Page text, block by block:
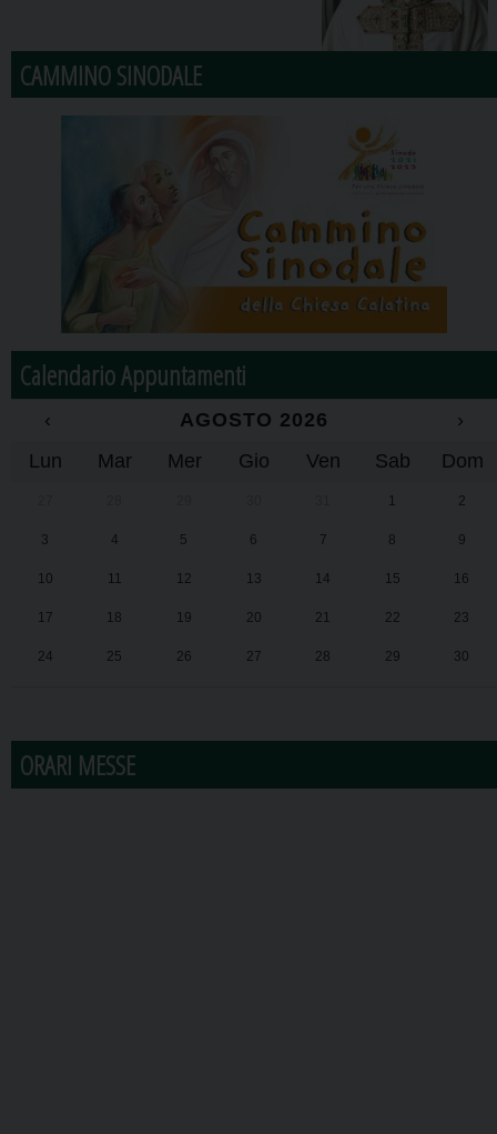
CAMMINO SINODALE
Calendario Appuntamenti
‹ AGOSTO 2026
›
Lun
Mar Mer Gio Ven Sab Dom
1 2
3 4 5 6 7 8 9
10 11 12 13 14 15 16
17 18 19 20 21 22 23
24 25 26 27 28 29 30
ORARI MESSE